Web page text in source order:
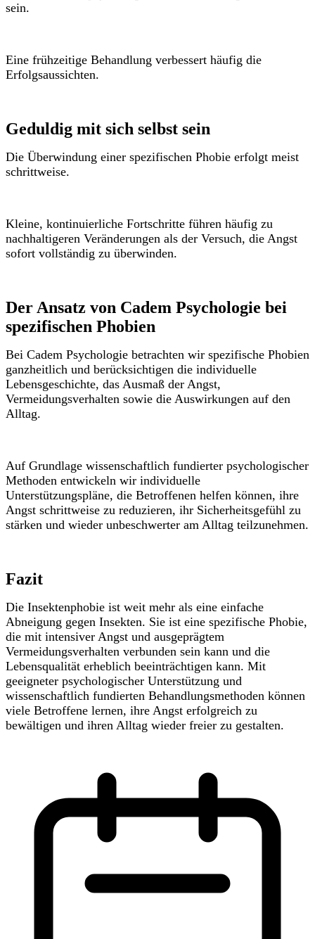
sein.
Eine frühzeitige Behandlung verbessert häufig die
Erfolgsaussichten.
Geduldig mit sich selbst sein
Die Überwindung einer spezifischen Phobie erfolgt meist
schrittweise.
Kleine, kontinuierliche Fortschritte führen häufig zu
nachhaltigeren Veränderungen als der Versuch, die Angst
sofort vollständig zu überwinden.
Der Ansatz von Cadem Psychologie bei
spezifischen Phobien
Bei Cadem Psychologie betrachten wir spezifische Phobien
ganzheitlich und berücksichtigen die individuelle
Lebensgeschichte, das Ausmaß der Angst,
Vermeidungsverhalten sowie die Auswirkungen auf den
Alltag.
Auf Grundlage wissenschaftlich fundierter psychologischer
Methoden entwickeln wir individuelle
Unterstützungspläne, die Betroffenen helfen können, ihre
Angst schrittweise zu reduzieren, ihr Sicherheitsgefühl zu
stärken und wieder unbeschwerter am Alltag teilzunehmen.
Fazit
Die Insektenphobie ist weit mehr als eine einfache
Abneigung gegen Insekten. Sie ist eine spezifische Phobie,
die mit intensiver Angst und ausgeprägtem
Vermeidungsverhalten verbunden sein kann und die
Lebensqualität erheblich beeinträchtigen kann. Mit
geeigneter psychologischer Unterstützung und
wissenschaftlich fundierten Behandlungsmethoden können
viele Betroffene lernen, ihre Angst erfolgreich zu
bewältigen und ihren Alltag wieder freier zu gestalten.